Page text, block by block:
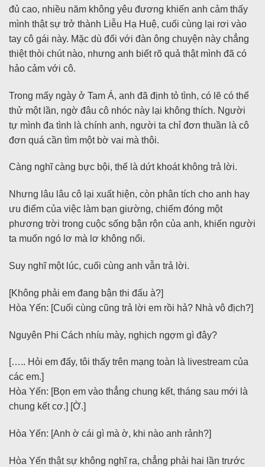
đủ cao, nhiều năm không yêu đương khiến anh cảm thấy
mình thật sự trở thành Liễu Hạ Huệ, cuối cùng lại rơi vào
tay cô gái này. Mặc dù đối với đàn ông chuyện này chẳng
thiệt thòi chút nào, nhưng anh biết rõ quả thật mình đã có
hảo cảm với cô.
Trong mấy ngày ở Tam Á, anh đã định tỏ tình, có lẽ có thể
thử một lần, ngờ đâu cô nhóc này lại không thích. Người
tự mình đa tình là chính anh, người ta chỉ đơn thuần là cô
đơn quá cần tìm một bờ vai mà thôi.
Càng nghĩ càng bực bội, thế là dứt khoát không trả lời.
Nhưng lâu lâu cô lại xuất hiện, còn phân tích cho anh hay
ưu điểm của việc làm bạn giường, chiếm đóng một
phương trời trong cuộc sống bận rộn của anh, khiến người
ta muốn ngó lơ mà lơ không nổi.
Suy nghĩ một lúc, cuối cùng anh vẫn trả lời.
[Không phải em đang bận thi đấu à?]
Hòa Yến: [Cuối cùng cũng trả lời em rồi hả? Nhà vô địch?]
Nguyên Phi Cách nhíu mày, nghịch ngợm gì đây?
[….. Hỏi em đấy, tôi thấy trên mạng toàn là livestream của
các em.]
Hòa Yến: [Bọn em vào thẳng chung kết, tháng sau mới là
chung kết cơ.] [Ờ.]
Hòa Yến: [Anh ờ cái gì mà ờ, khi nào anh rảnh?]
Hòa Yến thật sự không nghĩ ra, chẳng phải hai lần trước